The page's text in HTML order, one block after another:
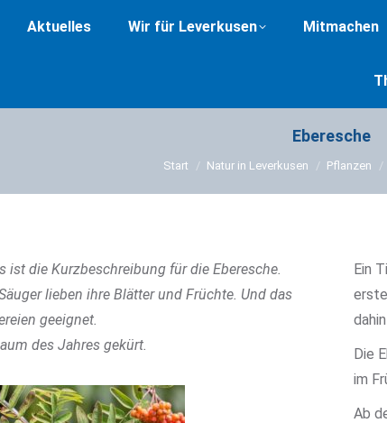
Aktuelles Wir für Leverkusen Mitmachen
Eberesche
Sie befinden sich hier:
Start Natur in Leverkusen Pflanzen
die Kurzbeschreibung für die Eberesche.
lieben ihre Blätter und Früchte. Und das
geeignet.
des Jahres gekürt.
Ein
Die
im
Ab